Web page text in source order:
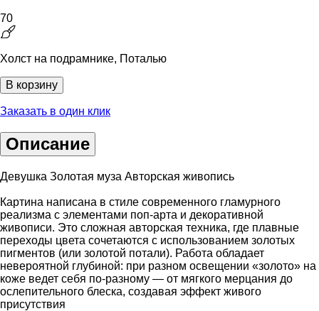
70
Холст на подрамнике, Поталью
В корзину
Заказать в один клик
Описание
Девушка Золотая муза Авторская живопись
Картина написана в стиле современного гламурного
реализма с элементами поп-арта и декоративной
живописи. Это сложная авторская техника, где плавные
переходы цвета сочетаются с использованием золотых
пигментов (или золотой потали). Работа обладает
невероятной глубиной: при разном освещении «золото» на
коже ведет себя по-разному — от мягкого мерцания до
ослепительного блеска, создавая эффект живого
присутствия